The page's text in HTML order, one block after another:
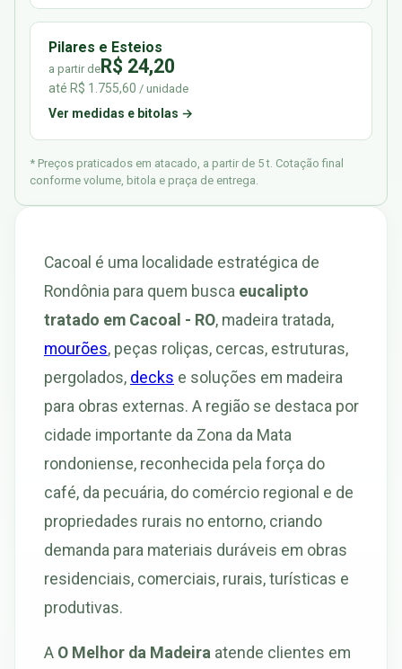
Pilares e Esteios
a partir deR$ 24,20
até R$ 1.755,60 / unidade
Ver medidas e bitolas →
* Preços praticados em atacado, a partir de 5 t. Cotação final
conforme volume, bitola e praça de entrega.
Cacoal é uma localidade estratégica de
Rondônia para quem busca eucalipto
tratado em Cacoal - RO, madeira tratada,
mourões, peças roliças, cercas, estruturas,
pergolados, decks e soluções em madeira
para obras externas. A região se destaca por
cidade importante da Zona da Mata
rondoniense, reconhecida pela força do
café, da pecuária, do comércio regional e de
propriedades rurais no entorno, criando
demanda para materiais duráveis em obras
residenciais, comerciais, rurais, turísticas e
produtivas.
A O Melhor da Madeira atende clientes em